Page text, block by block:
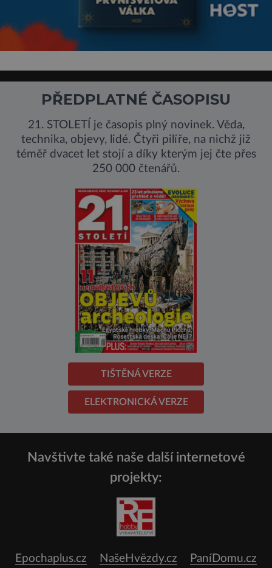
PŘEDPLATNÉ ČASOPISU
21. STOLETÍ je časopis plný novinek. Věda,
technika, objevy, lidé. Čtyři pilíře, na nichž již
téměř dvacet let stojí a díky kterým jej čte přes
250 000 čtenářů.
TIŠTĚNÁ VERZE
ELEKTRONICKÁ VERZE
Navštivte také naše další internetové
projekty:
Epochaplus.cz NašeHvězdy.cz PaníDomu.cz